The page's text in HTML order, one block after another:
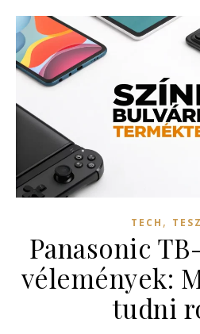
TECH ,
Panasonic
vélemények:
tudni